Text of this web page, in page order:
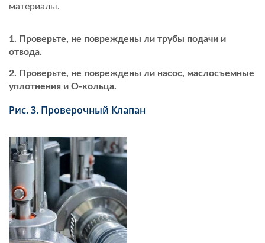
материалы.
Проверьте, не повреждены ли трубы подачи и
отвода.
Проверьте, не повреждены ли насос, маслосъемные
уплотнения и O-кольца.
Рис. 3. Проверочный Клапан